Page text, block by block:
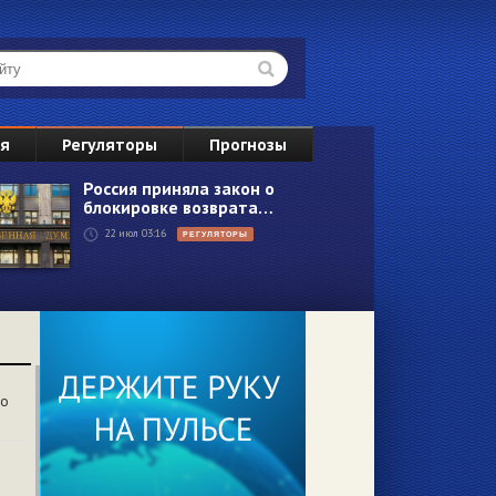
9
23
30
Регуляторы Прогнозы
Россия приняла закон о
блокировке возврата…
22 июл 03:16 РЕГУЛЯТОРЫ